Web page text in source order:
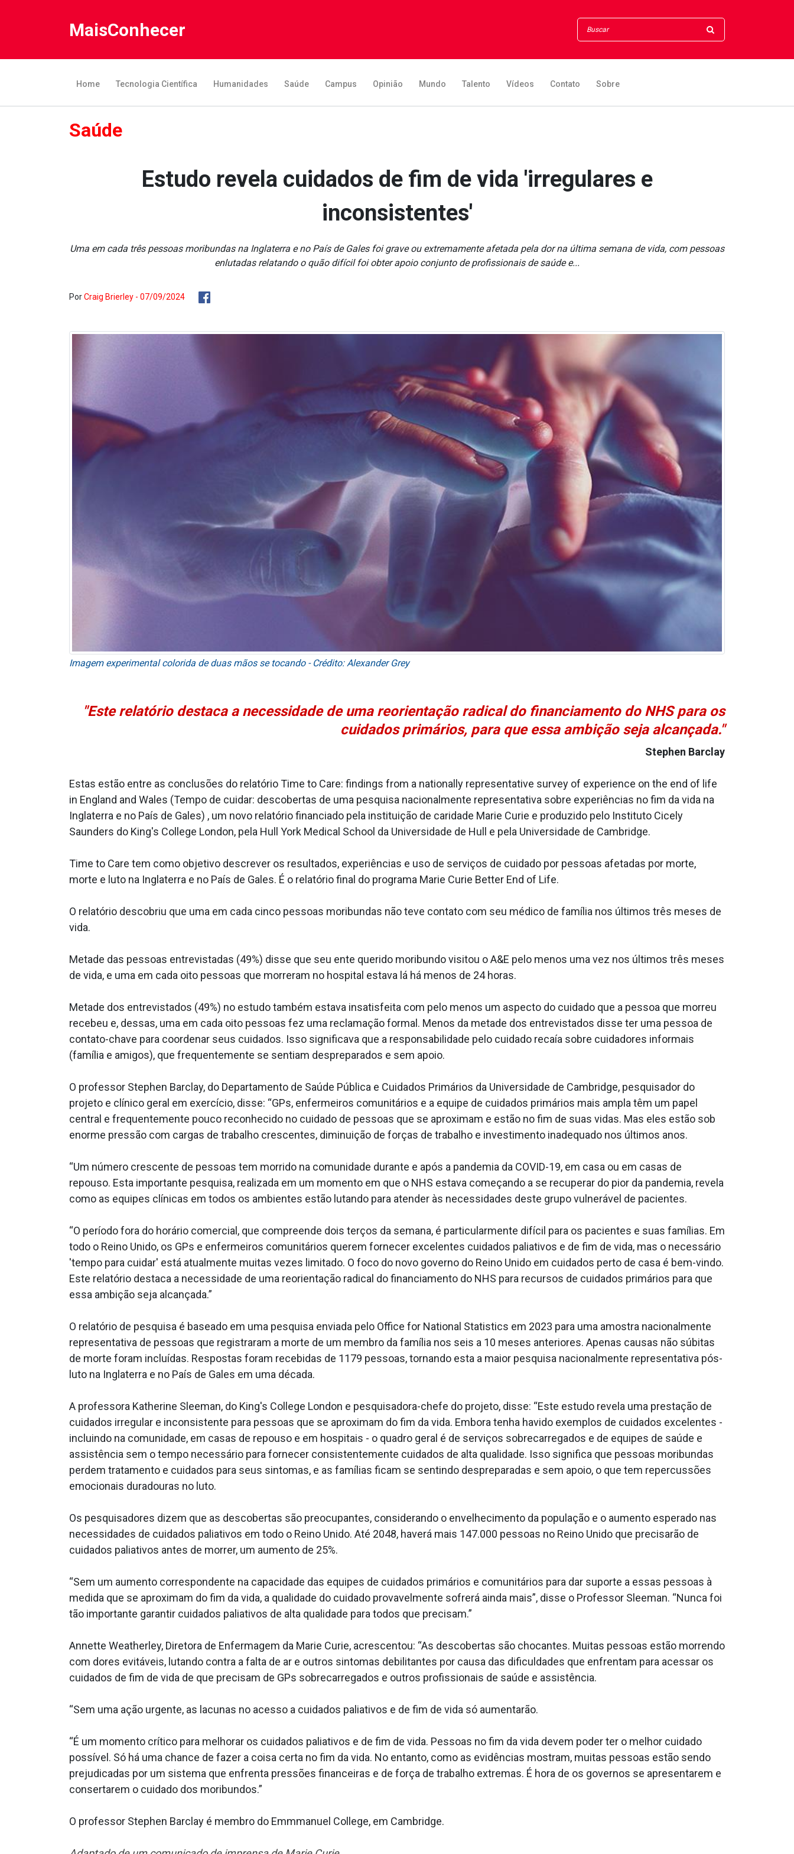
MaisConhecer
Home Tecnologia Científica Humanidades Saúde Campus Opinião Mundo Talento Vídeos Contato Sobre
Saúde
Estudo revela cuidados de fim de vida 'irregulares e
inconsistentes'
Uma em cada três pessoas moribundas na Inglaterra e no País de Gales foi grave ou extremamente afetada pela dor na última semana de vida, com pessoas
enlutadas relatando o quão difícil foi obter apoio conjunto de profissionais de saúde e...
PorCraig Brierley - 07/09/2024
Imagem experimental colorida de duas mãos se tocando - Crédito: Alexander Grey
"Este relatório destaca a necessidade de uma reorientação radical do financiamento do NHS para os
cuidados primários, para que essa ambição seja alcançada."
Stephen Barclay
Estas estão entre as conclusões do relatório Time to Care: findings from a nationally representative survey of experience on the end of life
in England and Wales (Tempo de cuidar: descobertas de uma pesquisa nacionalmente representativa sobre experiências no fim da vida na
Inglaterra e no País de Gales) , um novo relatório financiado pela instituição de caridade Marie Curie e produzido pelo Instituto Cicely
Saunders do King's College London, pela Hull York Medical School da Universidade de Hull e pela Universidade de Cambridge.
Time to Care tem como objetivo descrever os resultados, experiências e uso de serviços de cuidado por pessoas afetadas por morte,
morte e luto na Inglaterra e no País de Gales. É o relatório final do programa Marie Curie Better End of Life.
O relatório descobriu que uma em cada cinco pessoas moribundas não teve contato com seu médico de família nos últimos três meses de
vida.
Metade das pessoas entrevistadas (49%) disse que seu ente querido moribundo visitou o A&E pelo menos uma vez nos últimos três meses
de vida, e uma em cada oito pessoas que morreram no hospital estava lá há menos de 24 horas.
Metade dos entrevistados (49%) no estudo também estava insatisfeita com pelo menos um aspecto do cuidado que a pessoa que morreu
recebeu e, dessas, uma em cada oito pessoas fez uma reclamação formal. Menos da metade dos entrevistados disse ter uma pessoa de
contato-chave para coordenar seus cuidados. Isso significava que a responsabilidade pelo cuidado recaía sobre cuidadores informais
(família e amigos), que frequentemente se sentiam despreparados e sem apoio.
O professor Stephen Barclay, do Departamento de Saúde Pública e Cuidados Primários da Universidade de Cambridge, pesquisador do
projeto e clínico geral em exercício, disse: “GPs, enfermeiros comunitários e a equipe de cuidados primários mais ampla têm um papel
central e frequentemente pouco reconhecido no cuidado de pessoas que se aproximam e estão no fim de suas vidas. Mas eles estão sob
enorme pressão com cargas de trabalho crescentes, diminuição de forças de trabalho e investimento inadequado nos últimos anos.
“Um número crescente de pessoas tem morrido na comunidade durante e após a pandemia da COVID-19, em casa ou em casas de
repouso. Esta importante pesquisa, realizada em um momento em que o NHS estava começando a se recuperar do pior da pandemia, revela
como as equipes clínicas em todos os ambientes estão lutando para atender às necessidades deste grupo vulnerável de pacientes.
“O período fora do horário comercial, que compreende dois terços da semana, é particularmente difícil para os pacientes e suas famílias. Em
todo o Reino Unido, os GPs e enfermeiros comunitários querem fornecer excelentes cuidados paliativos e de fim de vida, mas o necessário
'tempo para cuidar' está atualmente muitas vezes limitado. O foco do novo governo do Reino Unido em cuidados perto de casa é bem-vindo.
Este relatório destaca a necessidade de uma reorientação radical do financiamento do NHS para recursos de cuidados primários para que
essa ambição seja alcançada.”
O relatório de pesquisa é baseado em uma pesquisa enviada pelo Office for National Statistics em 2023 para uma amostra nacionalmente
representativa de pessoas que registraram a morte de um membro da família nos seis a 10 meses anteriores. Apenas causas não súbitas
de morte foram incluídas. Respostas foram recebidas de 1179 pessoas, tornando esta a maior pesquisa nacionalmente representativa pós-
luto na Inglaterra e no País de Gales em uma década.
A professora Katherine Sleeman, do King's College London e pesquisadora-chefe do projeto, disse: “Este estudo revela uma prestação de
cuidados irregular e inconsistente para pessoas que se aproximam do fim da vida. Embora tenha havido exemplos de cuidados excelentes -
incluindo na comunidade, em casas de repouso e em hospitais - o quadro geral é de serviços sobrecarregados e de equipes de saúde e
assistência sem o tempo necessário para fornecer consistentemente cuidados de alta qualidade. Isso significa que pessoas moribundas
perdem tratamento e cuidados para seus sintomas, e as famílias ficam se sentindo despreparadas e sem apoio, o que tem repercussões
emocionais duradouras no luto.
Os pesquisadores dizem que as descobertas são preocupantes, considerando o envelhecimento da população e o aumento esperado nas
necessidades de cuidados paliativos em todo o Reino Unido. Até 2048, haverá mais 147.000 pessoas no Reino Unido que precisarão de
cuidados paliativos antes de morrer, um aumento de 25%.
“Sem um aumento correspondente na capacidade das equipes de cuidados primários e comunitários para dar suporte a essas pessoas à
medida que se aproximam do fim da vida, a qualidade do cuidado provavelmente sofrerá ainda mais”, disse o Professor Sleeman. “Nunca foi
tão importante garantir cuidados paliativos de alta qualidade para todos que precisam.”
Annette Weatherley, Diretora de Enfermagem da Marie Curie, acrescentou: “As descobertas são chocantes. Muitas pessoas estão morrendo
com dores evitáveis, lutando contra a falta de ar e outros sintomas debilitantes por causa das dificuldades que enfrentam para acessar os
cuidados de fim de vida de que precisam de GPs sobrecarregados e outros profissionais de saúde e assistência.
“Sem uma ação urgente, as lacunas no acesso a cuidados paliativos e de fim de vida só aumentarão.
“É um momento crítico para melhorar os cuidados paliativos e de fim de vida. Pessoas no fim da vida devem poder ter o melhor cuidado
possível. Só há uma chance de fazer a coisa certa no fim da vida. No entanto, como as evidências mostram, muitas pessoas estão sendo
prejudicadas por um sistema que enfrenta pressões financeiras e de força de trabalho extremas. É hora de os governos se apresentarem e
consertarem o cuidado dos moribundos.”
O professor Stephen Barclay é membro do Emmmanuel College, em Cambridge.